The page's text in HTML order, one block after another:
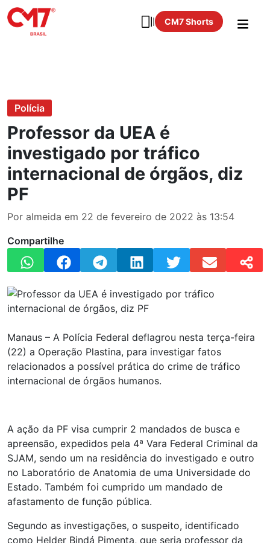
CM7 Shorts
Polícia
Professor da UEA é
investigado por tráfico
internacional de órgãos, diz
PF
Por almeida em 22 de fevereiro de 2022 às 13:54
Compartilhe
Manaus – A Polícia Federal deflagrou nesta terça-feira
(22) a Operação Plastina, para investigar fatos
relacionados a possível prática do crime de tráfico
internacional de órgãos humanos.
A ação da PF visa cumprir 2 mandados de busca e
apreensão, expedidos pela 4ª Vara Federal Criminal da
SJAM, sendo um na residência do investigado e outro
no Laboratório de Anatomia de uma Universidade do
Estado. Também foi cumprido um mandado de
afastamento de função pública.
Segundo as investigações, o suspeito, identificado
como Helder Bindá Pimenta, que seria professor da